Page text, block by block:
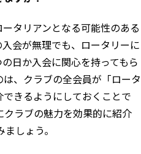
タリアンとなる可能性のある
会が無理でも、ロータリーに
日か入会に関心を持ってもら
、クラブの全会員が「ロータ
きるようにしておくことで
クラブの魅力を効果的に紹介
しょう。